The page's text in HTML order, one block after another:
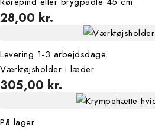
28,00 kr.
Levering 1-3 arbejdsdage
Værktøjsholder i læder
305,00 kr.
På lager